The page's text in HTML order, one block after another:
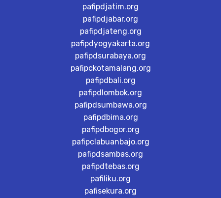
pafipdjatim.org
pafipdjabar.org
pafipdjateng.org
pafipdyogyakarta.org
pafipdsurabaya.org
pafipckotamalang.org
pafipdbali.org
pafipdlombok.org
pafipdsumbawa.org
pafipdbima.org
pafipdbogor.org
pafipclabuanbajo.org
pafipdsambas.org
pafipdtebas.org
pafiliku.org
pafisekura.org